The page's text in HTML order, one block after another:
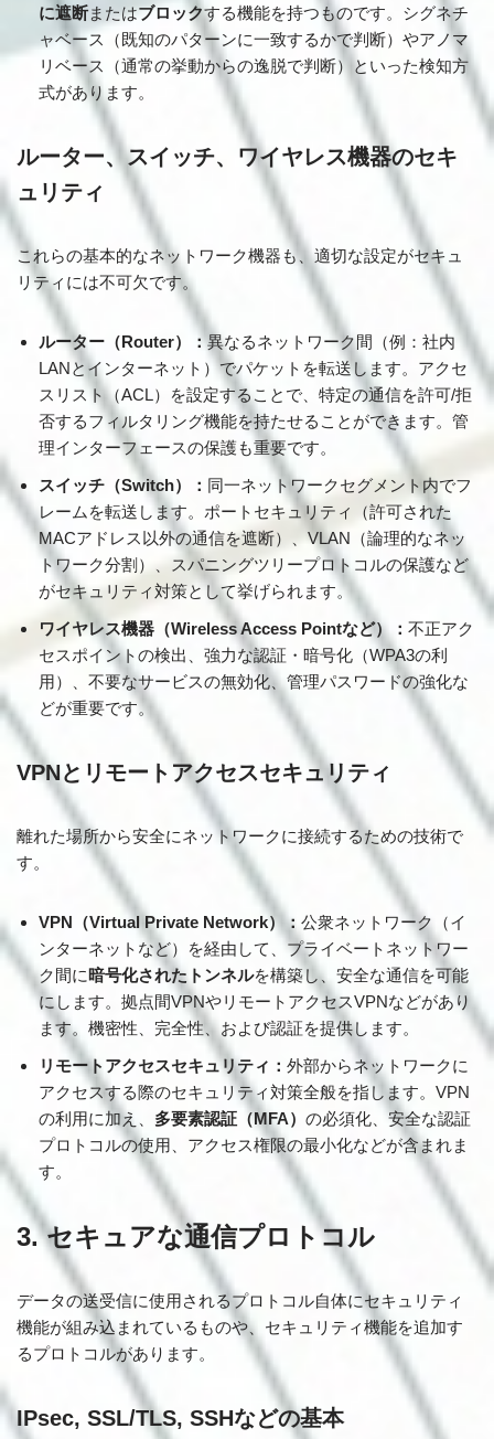
に遮断またはブロックする機能を持つものです。シグネチ
ャベース（既知のパターンに一致するかで判断）やアノマ
リベース（通常の挙動からの逸脱で判断）といった検知方
式があります。
ルーター、スイッチ、ワイヤレス機器のセキ
ュリティ
これらの基本的なネットワーク機器も、適切な設定がセキュ
リティには不可欠です。
ルーター（Router）：異なるネットワーク間（例：社内
LANとインターネット）でパケットを転送します。アクセ
スリスト（ACL）を設定することで、特定の通信を許可/拒
否するフィルタリング機能を持たせることができます。管
理インターフェースの保護も重要です。
スイッチ（Switch）： 同一ネットワークセグメント内でフ
レームを転送します。ポートセキュリティ（許可された
MACアドレス以外の通信を遮断）、VLAN（論理的なネッ
トワーク分割）、スパニングツリープロトコルの保護など
がセキュリティ対策として挙げられます。
ワイヤレス機器（Wireless Access Pointなど）： 不正アク
セスポイントの検出、強力な認証・暗号化（WPA3の利
用）、不要なサービスの無効化、管理パスワードの強化な
どが重要です。
VPNとリモートアクセスセキュリティ
離れた場所から安全にネットワークに接続するための技術で
す。
VPN（Virtual Private Network）： 公衆ネットワーク（イ
ンターネットなど）を経由して、プライベートネットワー
ク間に暗号化されたトンネルを構築し、安全な通信を可能
にします。拠点間VPNやリモートアクセスVPNなどがあり
ます。機密性、完全性、および認証を提供します。
リモートアクセスセキュリティ： 外部からネットワークに
アクセスする際のセキュリティ対策全般を指します。VPN
の利用に加え、 多要素認証（MFA） の必須化、安全な認証
プロトコルの使用、アクセス権限の最小化などが含まれま
す。
3. セキュアな通信プロトコル
データの送受信に使用されるプロトコル自体にセキュリティ
機能が組み込まれているものや、セキュリティ機能を追加す
るプロトコルがあります。
IPsec, SSL/TLS, SSHなどの基本